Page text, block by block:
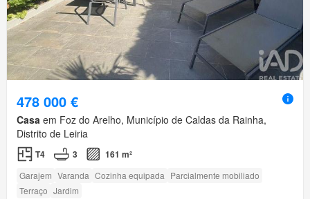
478 000 €
Casa em Foz do Arelho, Município de Caldas da Rainha,
Distrito de Leiria
T4 3 161 m²
Garajem Varanda Cozinha equipada Parcialmente mobiliado
Terraço Jardim